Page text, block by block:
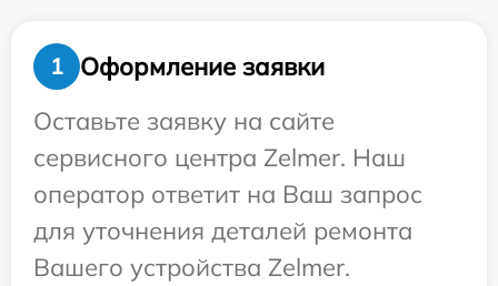
1
Оформление заявки
Оставьте заявку на сайте
сервисного центра Zelmer. Наш
оператор ответит на Ваш запрос
для уточнения деталей ремонта
Вашего устройства Zelmer.